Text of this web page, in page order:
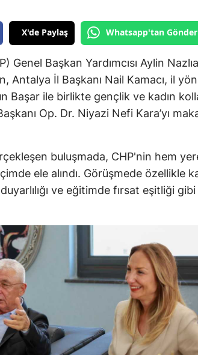
X'de Paylaş Whatsapp'tan Gönder
Genel Başkan Yardımcısı Aylin
Antalya İl Başkanı Nail Kamacı, il
Başar ile birlikte gençlik ve kadın
Op. Dr. Niyazi Nefi Kara’yı
buluşmada, CHP'nin hem
ele alındı. Görüşmede özellikle
ve eğitimde fırsat eşitliği gibi